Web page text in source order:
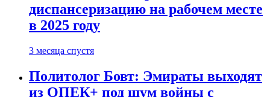
диспансеризацию на рабочем месте
в 2025 году
3 месяца спустя
Политолог Бовт: Эмираты выходят
из ОПЕК+ под шум войны с